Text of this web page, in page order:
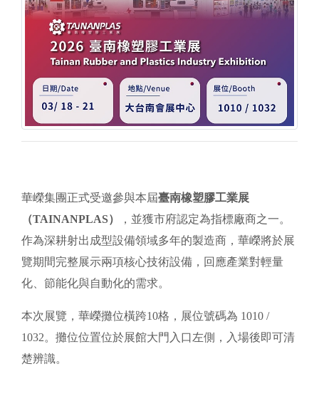
華嶸集團正式受邀參與本屆臺南橡塑膠工業展
（TAINANPLAS）
，並獲市府認定為指標廠商之一。
作為深耕射出成型設備領域多年的製造商，華嶸將於展
覽期間完整展示兩項核心技術設備，回應產業對輕量
化、節能化與自動化的需求。
本次展覽，華嶸攤位橫跨10格，展位號碼為 1010 /
1032。攤位位置位於展館大門入口左側，入場後即可清
楚辨識。